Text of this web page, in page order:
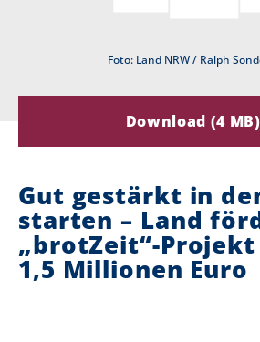
r
Foto: Land NRW / Ralph
Download (4 MB)
Gut gestärkt in
starten – Land
„brotZeit“-
1,5 Millionen Euro